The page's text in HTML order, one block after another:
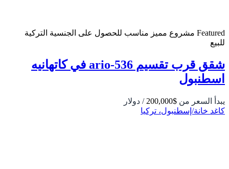
Featured مشروع مميز مناسب للحصول على الجنسية التركية
للبيع
شقق قرب تقسيم 536-ario في كاتهانيه
اسطنبول
يبدأ السعر من $200,000
/ دولار
كاغد خانة/إسطنبول، تركيا